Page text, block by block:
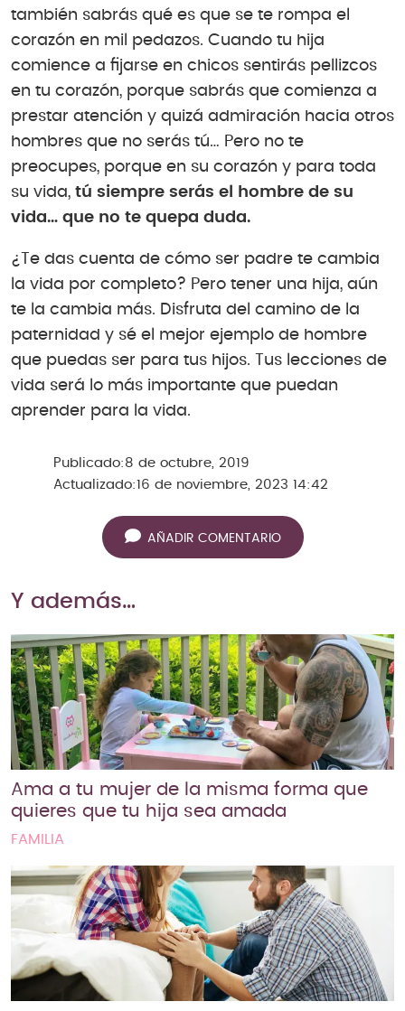
también sabrás qué es que se te rompa el
corazón en mil pedazos. Cuando tu hija
comience a fijarse en chicos sentirás pellizcos
en tu corazón, porque sabrás que comienza a
prestar atención y quizá admiración hacia otros
hombres que no serás tú… Pero no te
preocupes, porque en su corazón y para toda
su vida, tú siempre serás el hombre de su
vida… que no te quepa duda.
¿Te das cuenta de cómo ser padre te cambia
la vida por completo? Pero tener una hija, aún
te la cambia más. Disfruta del camino de la
paternidad y sé el mejor ejemplo de hombre
que puedas ser para tus hijos. Tus lecciones de
vida será lo más importante que puedan
aprender para la vida.
Publicado: 8 de octubre, 2019
Actualizado:16 de noviembre, 2023 14:42
AÑADIR COMENTARIO
Y además…
Ama a tu mujer de la misma forma que
quieres que tu hija sea amada
FAMILIA